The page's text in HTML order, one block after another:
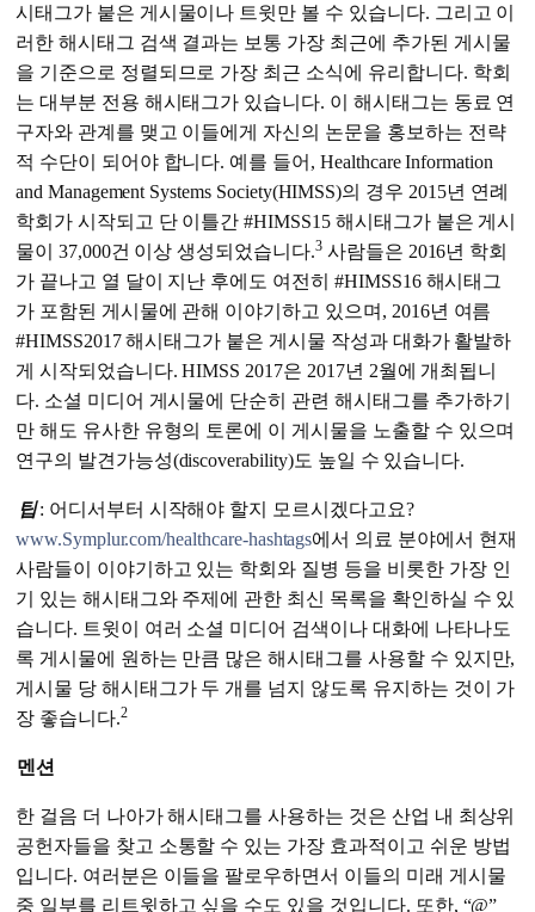
시태그가 붙은 게시물이나 트윗만 볼 수 있습니다. 그리고 이
러한 해시태그 검색 결과는 보통 가장 최근에 추가된 게시물
을 기준으로 정렬되므로 가장 최근 소식에 유리합니다. 학회
는 대부분 전용 해시태그가 있습니다. 이 해시태그는 동료 연
구자와 관계를 맺고 이들에게 자신의 논문을 홍보하는 전략
적 수단이 되어야 합니다. 예를 들어, Healthcare Information
and Management Systems Society(HIMSS)의 경우 2015년 연례
학회가 시작되고 단 이틀간 #HIMSS15 해시태그가 붙은 게시
물이 37,000건 이상 생성되었습니다.3사람들은 2016년 학회
가 끝나고 열 달이 지난 후에도 여전히 #HIMSS16 해시태그
가 포함된 게시물에 관해 이야기하고 있으며, 2016년 여름
#HIMSS2017 해시태그가 붙은 게시물 작성과 대화가 활발하
게 시작되었습니다. HIMSS 2017은 2017년 2월에 개최됩니
다. 소셜 미디어 게시물에 단순히 관련 해시태그를 추가하기
만 해도 유사한 유형의 토론에 이 게시물을 노출할 수 있으며
연구의 발견가능성(discoverability)도 높일 수 있습니다.
팁: 어디서부터 시작해야 할지 모르시겠다고요?
www.Symplur.com/healthcare-hashtags에서 의료 분야에서 현재
사람들이 이야기하고 있는 학회와 질병 등을 비롯한 가장 인
기 있는 해시태그와 주제에 관한 최신 목록을 확인하실 수 있
습니다. 트윗이 여러 소셜 미디어 검색이나 대화에 나타나도
록 게시물에 원하는 만큼 많은 해시태그를 사용할 수 있지만,
게시물 당 해시태그가 두 개를 넘지 않도록 유지하는 것이 가
장 좋습니다.2
멘션
한 걸음 더 나아가 해시태그를 사용하는 것은 산업 내 최상위
공헌자들을 찾고 소통할 수 있는 가장 효과적이고 쉬운 방법
입니다. 여러분은 이들을 팔로우하면서 이들의 미래 게시물
중 일부를 리트윗하고 싶을 수도 있을 것입니다. 또한, “@”